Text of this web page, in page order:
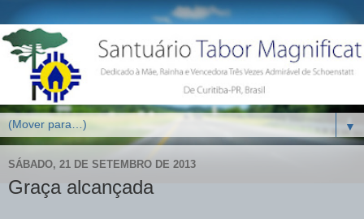
▼
SÁBADO, 21 DE SETEMBRO DE 2013
Graça alcançada